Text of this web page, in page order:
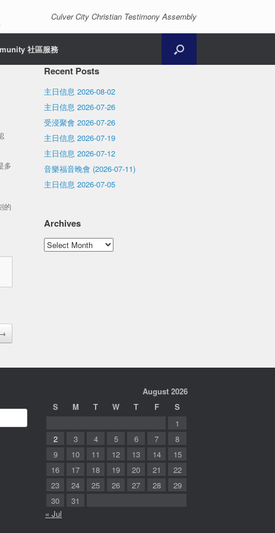
Culver City Christian Testimony Assembly
社區服務
多
的
→
Recent Posts
主日信息 2026-08-02
主日信息 2026-07-26
受浸聚會 2026-07-26
主日信息 2026-07-19
主日信息 2026-07-12
音樂福音晚會 (2026-07-11)
主日信息 2026-07-05
Archives
Archives
August 2026
S
M T W T F
S
1
2
3 4 5 6 7
8
9
10 11 12 13 14
15
16
17 18 19 20 21
22
23
24 25 26 27 28
29
30
31
« Jul